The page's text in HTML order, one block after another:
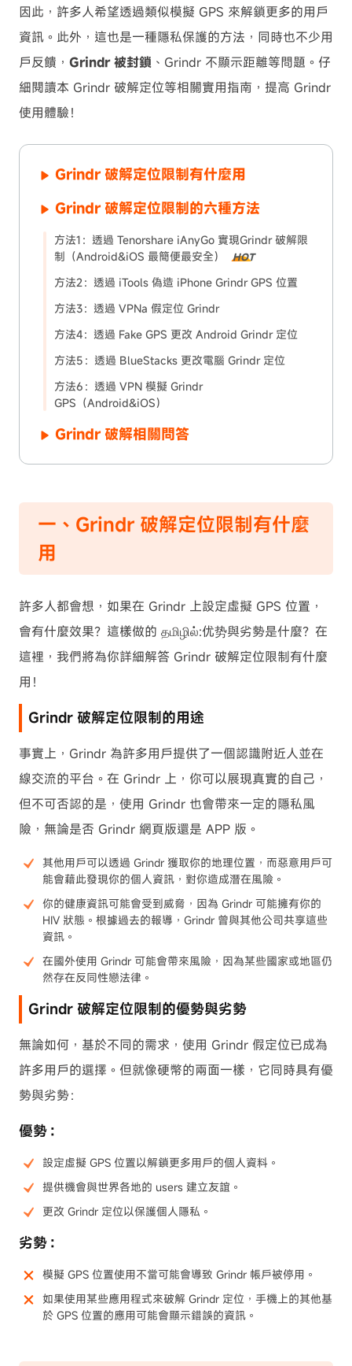
因此，許多人希望透過類似模擬 GPS 來解鎖更多的用戶
資訊。此外，這也是一種隱私保護的方法，同時也不少用
戶反饋， Grindr 被封鎖 、Grindr 不顯示距離等問題。仔
細閱讀本 Grindr 破解定位等相關實用指南，提高 Grindr
使用體驗！
Grindr 破解定位限制有什麼用
Grindr 破解定位限制的六種方法
方法1：透過 Tenorshare iAnyGo 實現Grindr 破解限
制（Android&iOS 最簡便最安全）
HOT
方法2：透過 iTools 偽造 iPhone Grindr GPS 位置
方法3：透過 VPNa 假定位 Grindr
方法4：透過 Fake GPS 更改 Android Grindr 定位
方法5：透過 BlueStacks 更改電腦 Grindr 定位
方法6：透過 VPN 模擬 Grindr
GPS（Android&iOS）
Grindr 破解相關問答
一、Grindr 破解定位限制有什麼
用
許多人都會想，如果在 Grindr 上設定虛擬 GPS 位置，
會有什麼效果？這樣做的 தமிழில்:优势與劣勢是什麼？在
這裡，我們將為你詳細解答 Grindr 破解定位限制有什麼
用！
Grindr 破解定位限制的用途
事實上，Grindr 為許多用戶提供了一個認識附近人並在
線交流的平台。在 Grindr 上，你可以展現真實的自己，
但不可否認的是，使用 Grindr 也會帶來一定的隱私風
險，無論是否 Grindr 網頁版還是 APP 版。
其他用戶可以透過 Grindr 獲取你的地理位置，而惡意用戶可
能會藉此發現你的個人資訊，對你造成潛在風險。
你的健康資訊可能會受到威脅，因為 Grindr 可能擁有你的
HIV 狀態。根據過去的報導，Grindr 曾與其他公司共享這些
資訊。
在國外使用 Grindr 可能會帶來風險，因為某些國家或地區仍
然存在反同性戀法律。
Grindr 破解定位限制的優勢與劣勢
無論如何，基於不同的需求，使用 Grindr 假定位已成為
許多用戶的選擇。但就像硬幣的兩面一樣，它同時具有優
勢與劣勢：
優勢：
設定虛擬 GPS 位置以解鎖更多用戶的個人資料。
提供機會與世界各地的 users 建立友誼。
更改 Grindr 定位以保護個人隱私。
劣勢：
模擬 GPS 位置使用不當可能會導致 Grindr 帳戶被停用。
如果使用某些應用程式來破解 Grindr 定位，手機上的其他基
於 GPS 位置的應用可能會顯示錯誤的資訊。